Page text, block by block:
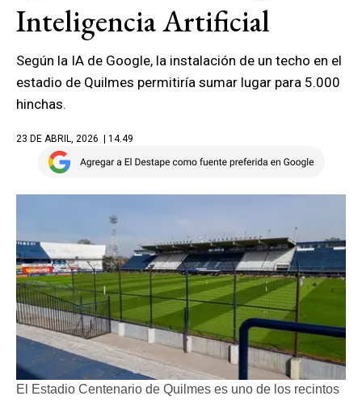
Inteligencia Artificial
Según la IA de Google, la instalación de un techo en el
estadio de Quilmes permitiría sumar lugar para 5.000
hinchas.
23 DE ABRIL, 2026 | 14.49
El Estadio Centenario de Quilmes es uno de los recintos